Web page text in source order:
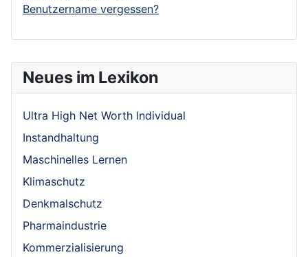
Neues im Lexikon
Ultra High Net Worth Individual
Instandhaltung
Maschinelles Lernen
Klimaschutz
Denkmalschutz
Pharmaindustrie
Kommerzialisierung
Benutzername vergessen?